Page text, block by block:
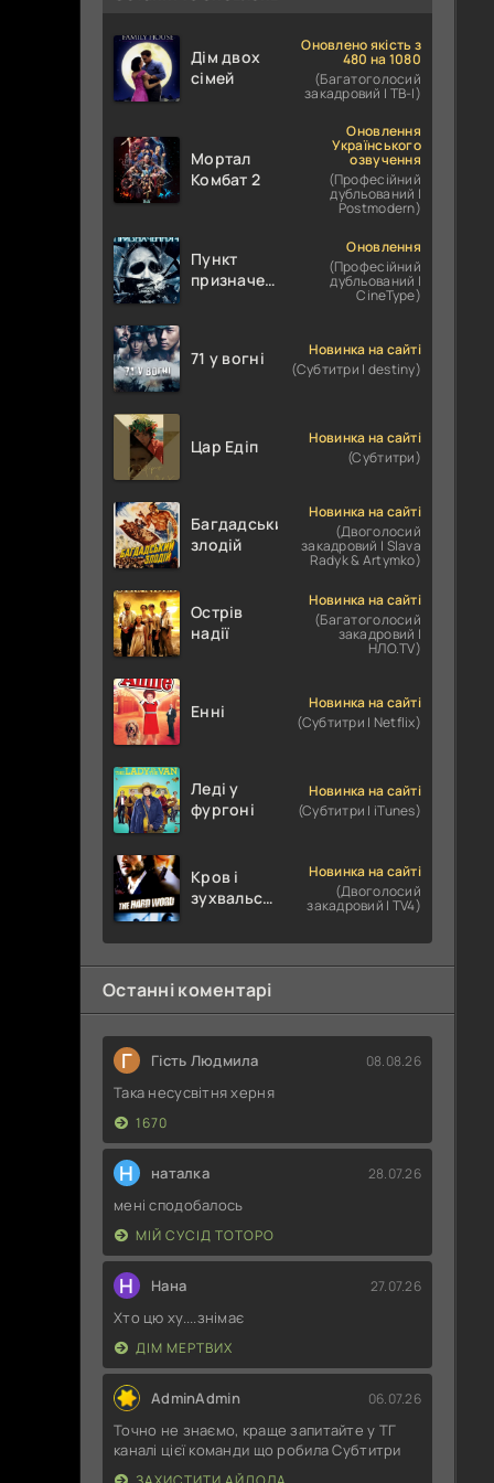
Дім двох
сімей
Оновлено якість з
480 на 1080
(Багатоголосий
закадровий | ТВ-І)
Мортал
Комбат 2
Оновлення
Українського
озвучення
(Професійний
дубльований |
Postmodern)
Пункт
призначення
Оновлення
(Професійний
дубльований |
CineType)
71 у вогні
Новинка на сайті
(Субтитри | destiny)
Цар Едіп
Новинка на сайті
(Субтитри)
Багдадський
злодій
Новинка на сайті
(Двоголосий
закадровий | Slava
Radyk & Artymko)
Острів
надії
Новинка на сайті
(Багатоголосий
закадровий |
НЛО.TV)
Енні
Новинка на сайті
(Субтитри | Netflix)
Леді у
фургоні
Новинка на сайті
(Субтитри | iTunes)
Кров і
зухвальство
пограбування
Новинка на сайті
(Двоголосий
закадровий | TV4)
Останні коментарі
Г Гість Людмила 08.08.26
Така несусвітня херня
1670
Н наталка 28.07.26
мені сподобалось
МІЙ СУСІД ТОТОРО
Н Нана 27.07.26
Хто цю ху....знімає
ДІМ МЕРТВИХ
AdminAdmin 06.07.26
Точно не знаємо, краще запитайте у ТГ
каналі цієї команди що робила Субтитри